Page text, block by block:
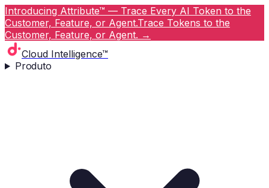
Introducing Attribute™ — Trace Every AI Token to the
Customer, Feature, or Agent.Trace Tokens to the
Customer, Feature, or Agent. →
Cloud Intelligence™
Produto